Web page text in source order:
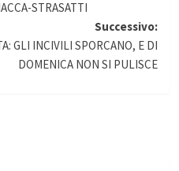
STRASATTI
Successivo:
GLI INCIVILI SPORCANO, E DI
DOMENICA NON SI PULISCE